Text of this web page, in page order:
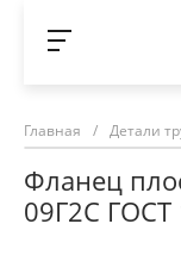
Главная / Детали
Фланец
09Г2С ГОСТ